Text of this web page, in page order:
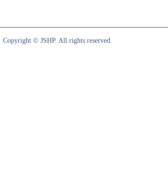
Copyright © JSHP. All rights reserved.